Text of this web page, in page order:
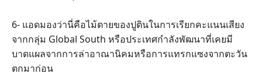
6- แอดมองว่านี่คือไม้ตายของปูตินในการเรียกคะแนนเสียง
จากกลุ่ม Global South หรือประเทศกำลังพัฒนาที่เคยมี
บาดแผลจากการล่าอาณานิคมหรือการแทรกแซงจากตะวัน
ตกมาก่อน